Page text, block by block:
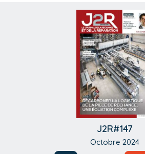
J2R#147
Octobre 2024